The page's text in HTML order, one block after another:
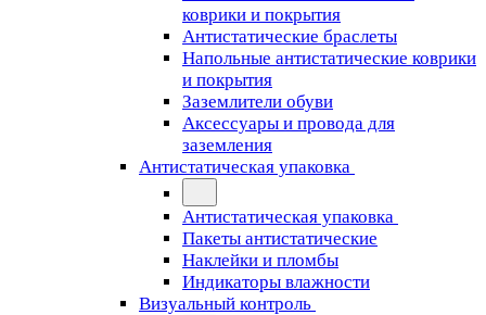
коврики и покрытия
Антистатические браслеты
Напольные антистатические коврики
и покрытия
Заземлители обуви
Аксессуары и провода для
заземления
Антистатическая упаковка
Антистатическая упаковка
Пакеты антистатические
Наклейки и пломбы
Индикаторы влажности
Визуальный контроль